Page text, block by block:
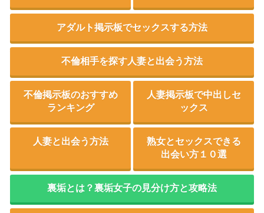
アダルト掲示板でセックスする方法
不倫相手を探す人妻と出会う方法
不倫掲示板のおすすめ
ランキング
人妻掲示板で中出しセ
ックス
人妻と出会う方法
熟女とセックスできる
出会い方１０選
裏垢とは？裏垢女子の見分け方と攻略法